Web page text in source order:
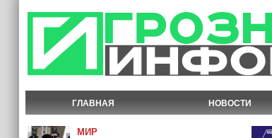
ГЛАВНАЯ НОВОСТИ
МИР